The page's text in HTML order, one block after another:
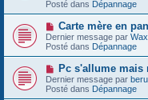
a
g
e
e
a
u
m
e
s
s
a
g
e
Posté dans Dépannage
N
o
u
v
e
a
u
m
Carte mère en
Dernier message par
Posté dans Dépannage
N
o
u
v
Pc s'allume mais
Dernier message par
Posté dans Dépannage